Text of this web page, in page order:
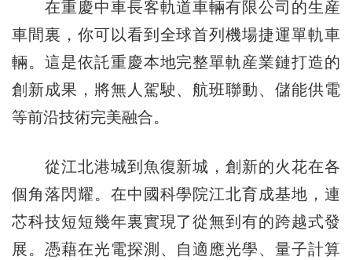
在重慶中車長客軌道車輛有限公司的生産
車間裏，你可以看到全球首列機場捷運單軌車
輛。這是依託重慶本地完整單軌産業鏈打造的
創新成果，將無人駕駛、航班聯動、儲能供電
等前沿技術完美融合。
從江北港城到魚復新城，創新的火花在各
個角落閃耀。在中國科學院江北育成基地，連
芯科技短短幾年裏實現了從無到有的跨越式發
展。憑藉在光電探測、自適應光學、量子計算